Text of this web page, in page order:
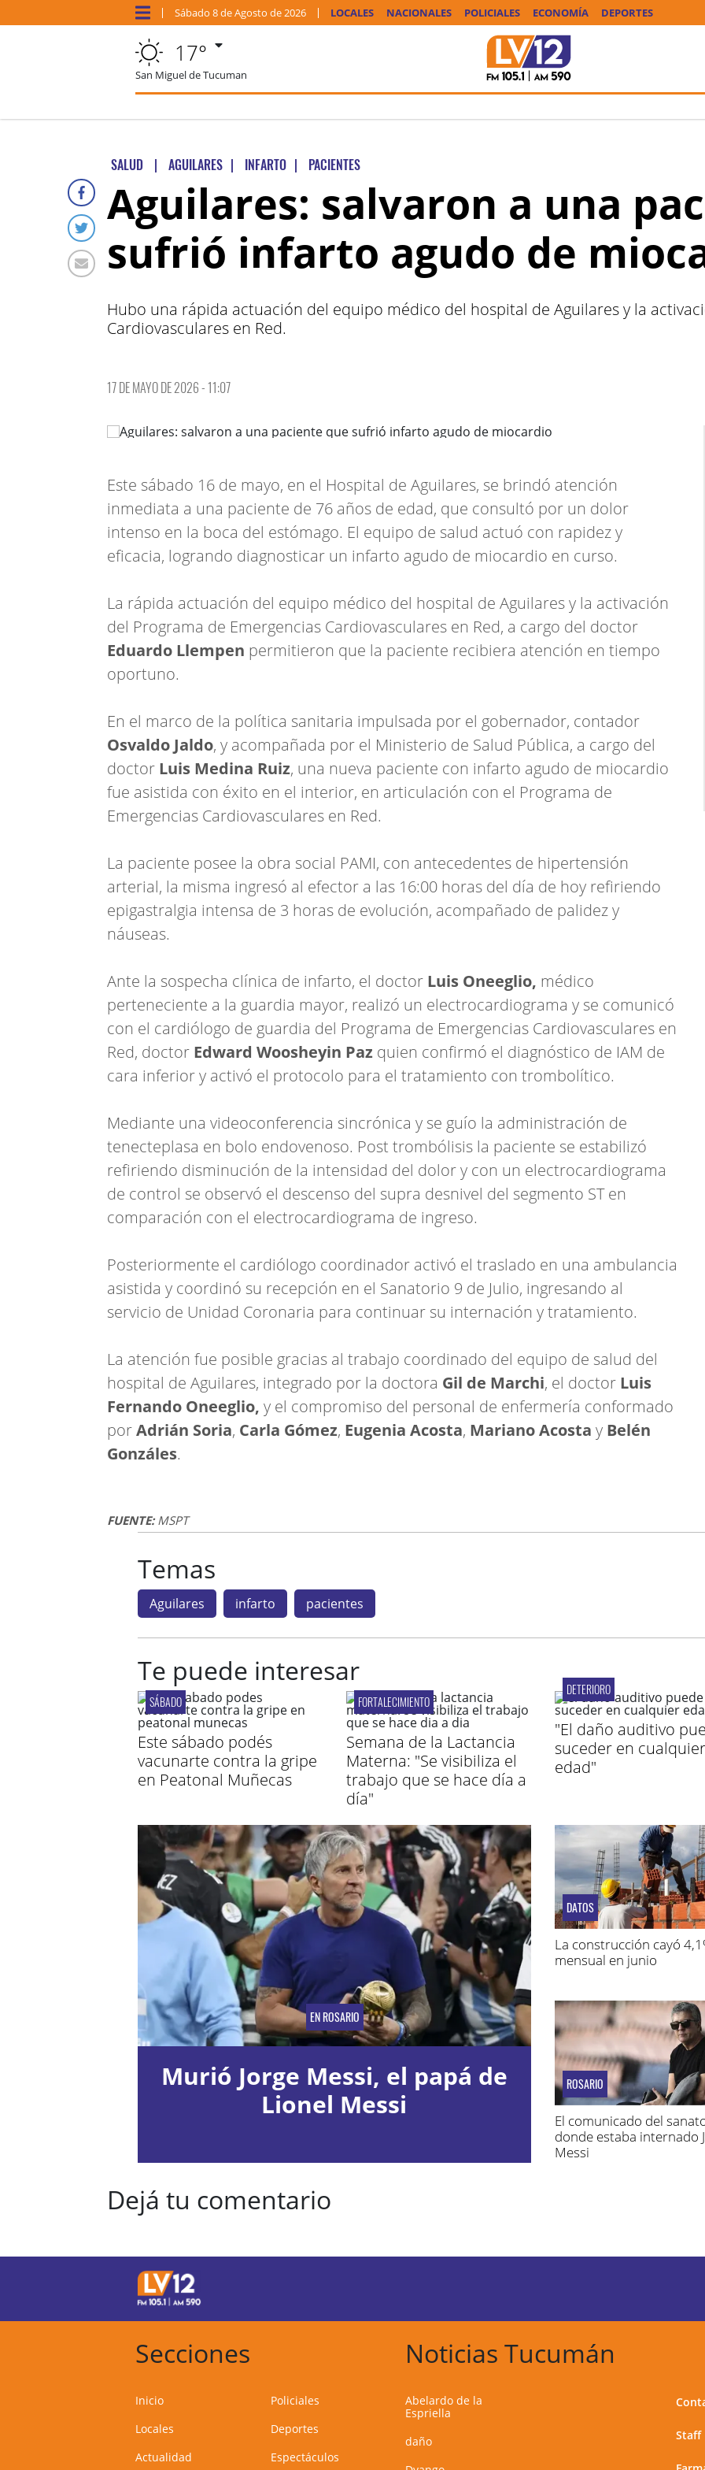
Sábado 8 deAgosto de 2026 LOCALES NACIONALES POLICIALES ECONOMÍA DEPORTES
17°
San Miguel de Tucuman
SALUD | AGUILARES | INFARTO | PACIENTES
Aguilares: salvaron a una
sufrió infarto agudo de
Hubo una rápida actuación del equipo médico del hospital de Aguilares y la
Cardiovasculares en Red.
17 DE MAYO DE 2026 - 11:07
Este sábado 16 de mayo, en el Hospital de Aguilares, se brindó atención
inmediata a una paciente de 76 años de edad, que consultó por un dolor
intenso en la boca del estómago. El equipo de salud actuó con rapidez y
eficacia, logrando diagnosticar un infarto agudo de miocardio en curso.
La rápida actuación del equipo médico del hospital de Aguilares y la activación
del Programa de Emergencias Cardiovasculares en Red, a cargo del doctor
Eduardo Llempen permitieron que la paciente recibiera atención en tiempo
oportuno.
En el marco de la política sanitaria impulsada por el gobernador, contador
Osvaldo Jaldo, y acompañada por el Ministerio de Salud Pública, a cargo del
doctor Luis Medina Ruiz, una nueva paciente con infarto agudo de miocardio
fue asistida con éxito en el interior, en articulación con el Programa de
Emergencias Cardiovasculares en Red.
La paciente posee la obra social PAMI, con antecedentes de hipertensión
arterial, la misma ingresó al efector a las 16:00 horas del día de hoy refiriendo
epigastralgia intensa de 3 horas de evolución, acompañado de palidez y
náuseas.
Ante la sospecha clínica de infarto, el doctor Luis Oneeglio, médico
perteneciente a la guardia mayor, realizó un electrocardiograma y se comunicó
con el cardiólogo de guardia del Programa de Emergencias Cardiovasculares en
Red, doctor Edward Woosheyin Paz quien confirmó el diagnóstico de IAM de
cara inferior y activó el protocolo para el tratamiento con trombolítico.
Mediante una videoconferencia sincrónica y se guío la administración de
tenecteplasa en bolo endovenoso. Post trombólisis la paciente se estabilizó
refiriendo disminución de la intensidad del dolor y con un electrocardiograma
de control se observó el descenso del supra desnivel del segmento ST en
comparación con el electrocardiograma de ingreso.
Posteriormente el cardiólogo coordinador activó el traslado en una ambulancia
asistida y coordinó su recepción en el Sanatorio 9 de Julio, ingresando al
servicio de Unidad Coronaria para continuar su internación y tratamiento.
La atención fue posible gracias al trabajo coordinado del equipo de salud del
hospital de Aguilares, integrado por la doctora Gil de Marchi, el doctor Luis
Fernando Oneeglio, y el compromiso del personal de enfermería conformado
porAdrián Soria, Carla Gómez, Eugenia Acosta, Mariano Acosta y Belén
Gonzáles.
FUENTE:MSPT
Temas
Aguilares infarto pacientes
Te puede interesar
SÁBADO
Este sábado podés
vacunarte contra la gripe
en Peatonal Muñecas
FORTALECIMIENTO
Semana de la Lactancia
Materna: "Se visibiliza el
trabajo que se hace día a
día"
DETERIORO
"El daño auditivo
suceder en cualquier
edad"
EN ROSARIO
Murió Jorge Messi, el papá de
Lionel Messi
DATOS
La construcción cayó
mensual en junio
ROSARIO
El comunicado del
donde estaba internado
Messi
Dejá tu comentario
Secciones
Inicio
Locales
Actualidad
Policiales
Deportes
Espectáculos
Noticias Tucumán
Abelardo de la
Espriella
daño
Staff